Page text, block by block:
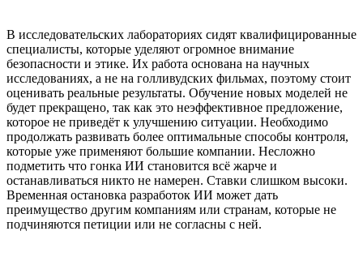
В исследовательских лабораториях сидят квалифицированные
специалисты, которые уделяют огромное внимание
безопасности и этике. Их работа основана на научных
исследованиях, а не на голливудских фильмах, поэтому стоит
оценивать реальные результаты. Обучение новых моделей не
будет прекращено, так как это неэффективное предложение,
которое не приведёт к улучшению ситуации. Необходимо
продолжать развивать более оптимальные способы контроля,
которые уже применяют большие компании. Несложно
подметить что гонка ИИ становится всё жарче и
останавливаться никто не намерен. Ставки слишком высоки.
Временная остановка разработок ИИ может дать
преимущество другим компаниям или странам, которые не
подчиняются петиции или не согласны с ней.